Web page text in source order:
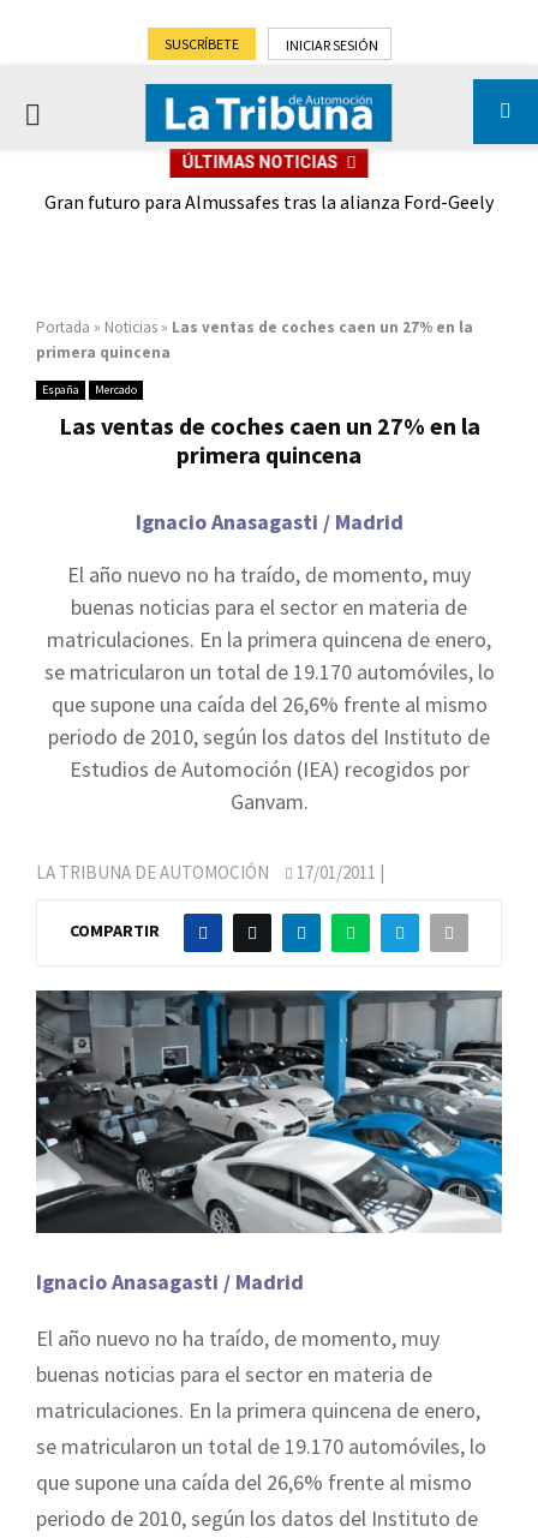
SUSCRÍBETE INICIAR SESIÓN
PRIMARY
ÚLTIMAS NOTICIAS
Gran futuro para Almussafes tras la alianza Ford-Geely
Portada » Noticias » Las ventas de coches caen un 27% en la
primera quincena
España Mercado
Las ventas de coches caen un 27% en la
primera quincena
Ignacio Anasagasti / Madrid
El año nuevo no ha traído, de momento, muy
buenas noticias para el sector en materia de
matriculaciones. En la primera quincena de enero,
se matricularon un total de 19.170 automóviles, lo
que supone una caída del 26,6% frente al mismo
periodo de 2010, según los datos del Instituto de
Estudios de Automoción (IEA) recogidos por
Ganvam.
LA TRIBUNA DE AUTOMOCIÓN 17/01/2011 |
COMPARTIR
Ignacio Anasagasti / Madrid
El año nuevo no ha traído, de momento, muy
buenas noticias para el sector en materia de
matriculaciones. En la primera quincena de enero,
se matricularon un total de 19.170 automóviles, lo
que supone una caída del 26,6% frente al mismo
periodo de 2010, según los datos del Instituto de